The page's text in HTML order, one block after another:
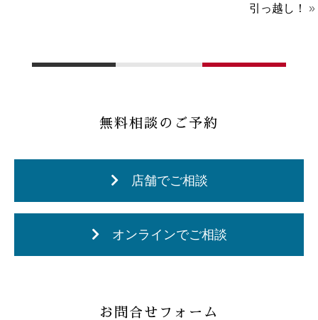
引っ越し！
»
無料相談のご予約
店舗でご相談
オンラインでご相談
お問合せフォーム